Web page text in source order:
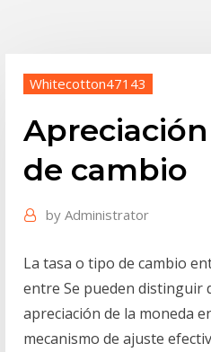
Whitecotton47143
de cambio
by Administrator
La tasa o tipo de cambio
entre Se pueden distinguir
apreciación de la moneda
mecanismo de ajuste